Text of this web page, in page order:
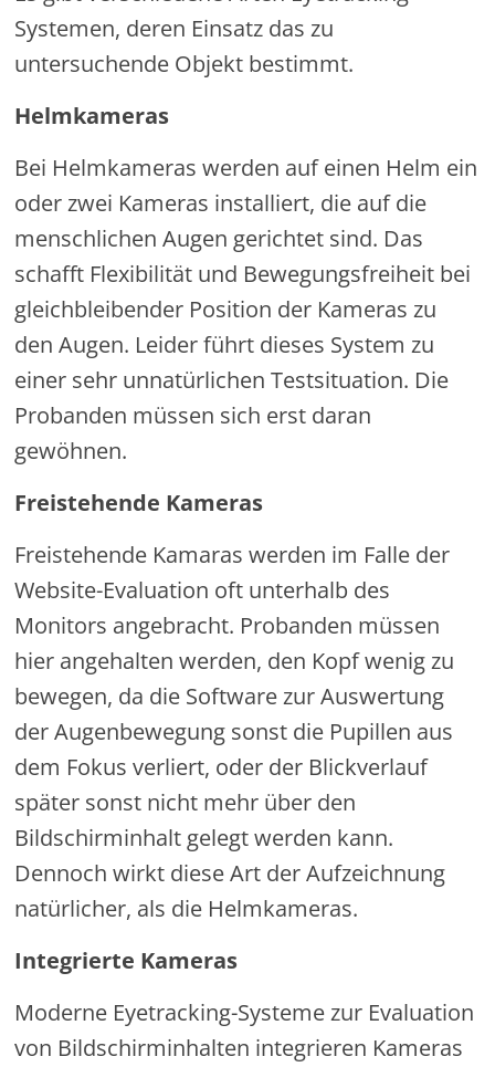
Systemen, deren Einsatz das zu
untersuchende Objekt bestimmt.
Helmkameras
Bei Helmkameras werden auf einen Helm ein
oder zwei Kameras installiert, die auf die
menschlichen Augen gerichtet sind. Das
schafft Flexibilität und Bewegungsfreiheit bei
gleichbleibender Position der Kameras zu
den Augen. Leider führt dieses System zu
einer sehr unnatürlichen Testsituation. Die
Probanden müssen sich erst daran
gewöhnen.
Freistehende Kameras
Freistehende Kamaras werden im Falle der
Website-Evaluation oft unterhalb des
Monitors angebracht. Probanden müssen
hier angehalten werden, den Kopf wenig zu
bewegen, da die Software zur Auswertung
der Augenbewegung sonst die Pupillen aus
dem Fokus verliert, oder der Blickverlauf
später sonst nicht mehr über den
Bildschirminhalt gelegt werden kann.
Dennoch wirkt diese Art der Aufzeichnung
natürlicher, als die Helmkameras.
Integrierte Kameras
Moderne Eyetracking-Systeme zur Evaluation
von Bildschirminhalten integrieren Kameras